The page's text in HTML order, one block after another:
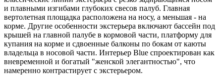
и плавными изгибами глубоких свесов палуб. Главная
вертолетная площадка расположена на носу, а меньшая - на
корме. Другие особенности экстерьера включают бассейн под
крышей на главной палубе в кормовой части, платформу для
купания на корме и сдвоенные балконы по бокам от каюты
владельца в носовой части. Интерьер Blue спроектирован как
вневременной и богатый "женской элегантностью", что
намеренно контрастирует с экстерьером.